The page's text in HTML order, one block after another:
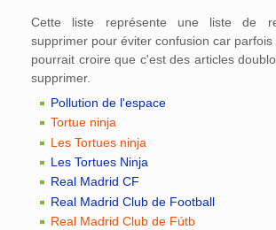
Cette liste représente une liste de
supprimer pour éviter confusion car
pourrait croire que c'est des articles
supprimer.
Pollution de l'espace
Tortue ninja
Les Tortues ninja
Les Tortues Ninja
Real Madrid CF
Real Madrid Club de Football
Real Madrid Club de Fútb